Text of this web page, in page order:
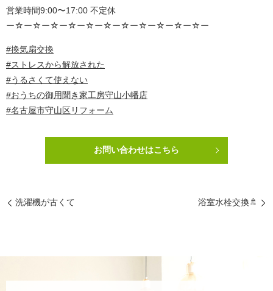
営業時間9:00〜17:00 不定休
ー☆ー☆ー☆ー☆ー☆ー☆ー☆ー☆ー☆ー☆ー☆ー
#換気扇交換
#ストレスから解放された
#うるさくて使えない
#おうちの御用聞き家工房守山小幡店
#名古屋市守山区リフォーム
お問い合わせはこちら
洗濯機が古くて 浴室水栓交換🚿